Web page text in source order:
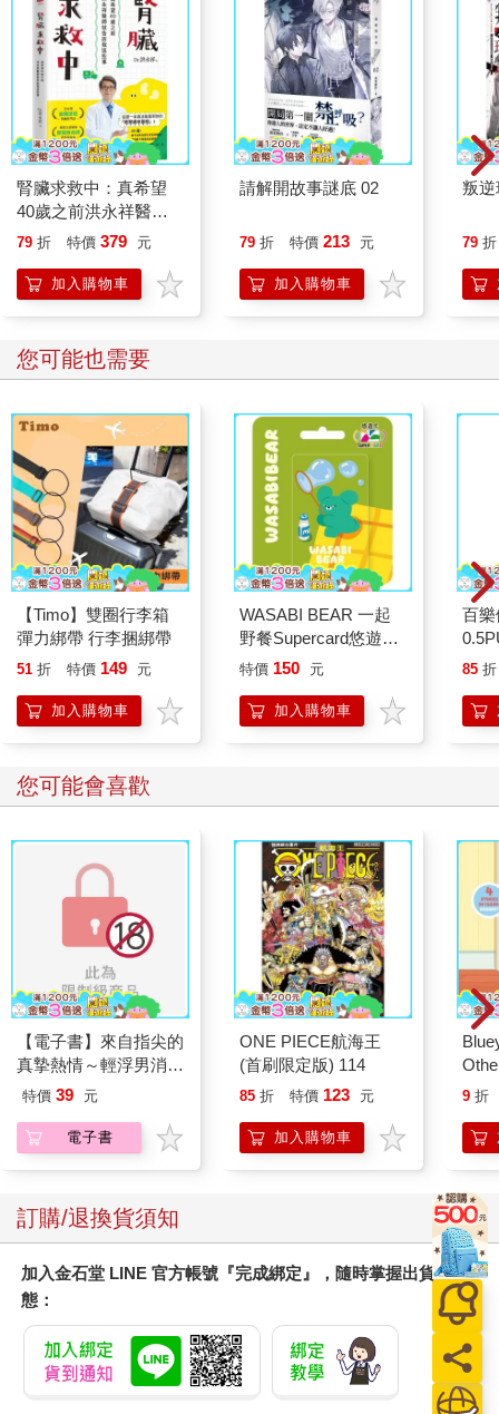
腎臟求救中：真希望
40歲之前洪永祥醫師
就告訴我這些事
79 折 特價 379 元
加入購物車
請解開故事謎底 02
79 折 特價 213 元
加入購物車
叛逆
79 折
您可能也需要
【Timo】雙圈行李箱
彈力綁帶 行李捆綁帶
51 折 特價 149 元
加入購物車
WASABI BEAR 一起
野餐Supercard悠遊卡-
芥末熊【受託代銷】
特價 150 元
加入購物車
百
量)
85 折
您可能會喜歡
【電子書】來自指尖的
真摯熱情～輕浮男消防
員帶著熱烈眼神擁抱我
特價 39 元
電子書
ONE PIECE航海王
(首刷限定版) 114
85 折 特價 123 元
加入購物車
9 折
訂購/退換貨須知
加入金石堂 LINE 官方帳號『完成綁定』，隨時掌握出貨動
態：